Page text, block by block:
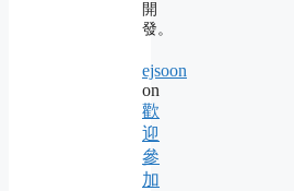
開
發。
ejsoon
on
歡
迎
參
加